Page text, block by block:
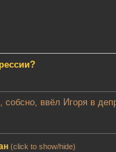
собсно, ввёл Игоря в
(click to show/hide)